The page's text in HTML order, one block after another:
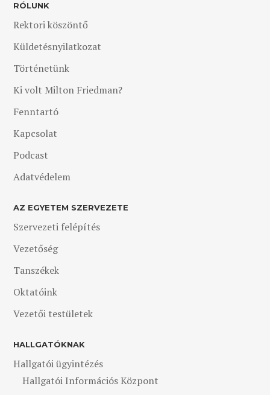
RÓLUNK
Rektori köszöntő
Küldetésnyilatkozat
Történetünk
Ki volt Milton Friedman?
Fenntartó
Kapcsolat
Podcast
Adatvédelem
AZ EGYETEM SZERVEZETE
Szervezeti felépítés
Vezetőség
Tanszékek
Oktatóink
Vezetői testületek
HALLGATÓKNAK
Hallgatói ügyintézés
Hallgatói Információs Központ